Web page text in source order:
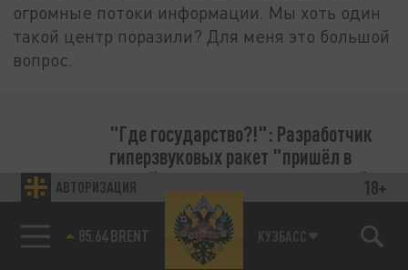
АВТОРИЗАЦИЯ 18+
85.64 BRENT КУЗБАСС
огромные потоки информации. Мы хоть один
такой центр поразили? Для меня это большой
вопрос.
"Где государство?!": Разработчик
гиперзвуковых ракет "пришёл в
ужас" и сказал свою правду о войне